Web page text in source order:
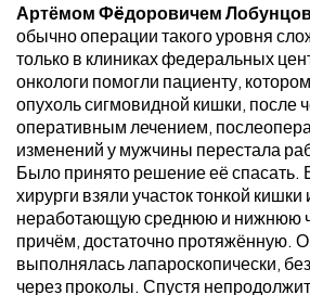
Артёмом Фëдоровичем
обычно операции такого уровня
только в клиниках федеральных
онкологи помогли пациенту,
опухоль сигмовидной кишки, после
оперативным лечением,
изменений у мужчины перестала
Было принято решение её спасать.
хирурги взяли участок тонкой
неработающую среднюю и нижнюю
причём, достаточно протяжённую.
выполнялась лапароскопически,
через проколы. Спустя